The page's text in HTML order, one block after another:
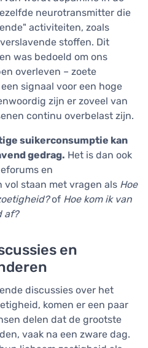
neurotransmitter die
activiteiten, zoals
stoffen. Dit
was bedoeld om ons
overleven – zoete
signaal voor een hoge
zijn er zoveel van
continu overbelast zijn.
suikerconsumptie kan
gedrag. Het is dan ook
en
staan met vragen als Hoe
of Hoe kom ik van
af?
en
discussies over het
komen er een paar
delen dat de grootste
vaak na een zware dag.